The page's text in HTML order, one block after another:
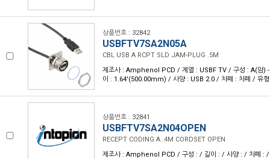
상품번호 : 32842
USBFTV7SA2N05A
CBL USB A RCPT SLD JAM-PLUG .5M
제조사 : Amphenol PCD / 계열 : USBF TV / 구성 : A(암)
이 : 1.64'(500.00mm) / 사양 : USB 2.0 / 차폐 : 차폐 / 유형
상품번호 : 32841
USBFTV7SA2N04OPEN
RECEPT CODING A .4M CORDSET OPEN
제조사 : Amphenol PCD / 구성 : / 길이 : / 사양 : / 차폐 : /